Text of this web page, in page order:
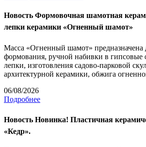
Новость Формовочная шамотная
лепки керамики «Огненный шамот»
Масса «Огненный шамот» предназначена
формования, ручной набивки в
лепки, изготовления садово-парковой
архитектурной керамики, обжига
06/08/2026
Подробнее
Новость Новинка! Пластичная
«Кедр».